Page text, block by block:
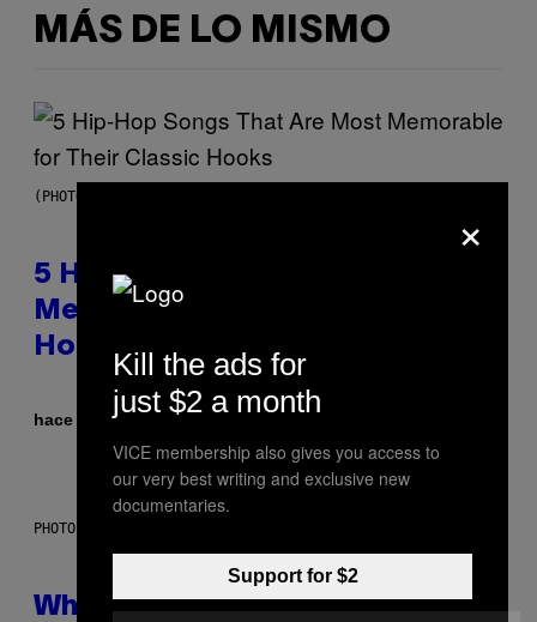
MÁS DE LO MISMO
(PHOTO BY STEVE GRANITZ/WIREIMAGE)
5 Hip-Hop Songs That Are Most
Memorable for Their Classic
Hooks
hace 2 horas
PHOTO: NASA; DR PIXEL / GETTY IMAGES
Why NASA Wants to Send a
×
Kill the ads for
just $2 a month
VICE membership also gives you access to
our very best writing and exclusive new
documentaries.
Support for $2